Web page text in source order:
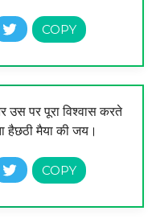
पर पूरा विश्वास करते
हैछठी मैया की जय।